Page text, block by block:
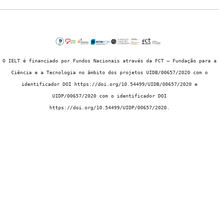
O IELT é financiado por Fundos Nacionais através da FCT – Fundação para a
Ciência e a Tecnologia no âmbito dos projetos UIDB/00657/2020 com o
identificador DOI https://doi.org/10.54499/UIDB/00657/2020 e
UIDP/00657/2020 com o identificador DOI
https://doi.org/10.54499/UIDP/00657/2020.